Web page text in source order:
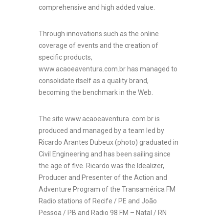
comprehensive and high added value.
Through innovations such as the online
coverage of events and the creation of
specific products,
www.acaoeaventura.com.br has managed to
consolidate itself as a quality brand,
becoming the benchmark in the Web.
The site www.acaoeaventura .com.br is
produced and managed by a team led by
Ricardo Arantes Dubeux (photo) graduated in
Civil Engineering and has been sailing since
the age of five. Ricardo was the Idealizer,
Producer and Presenter of the Action and
Adventure Program of the Transamérica FM
Radio stations of Recife / PE and João
Pessoa / PB and Radio 98 FM – Natal / RN